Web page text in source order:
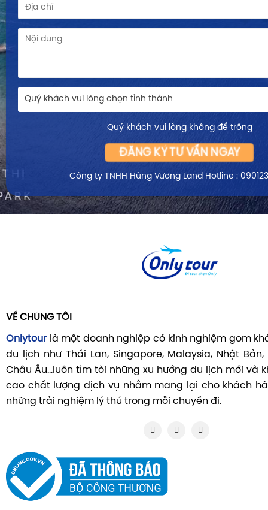
Quý khách vui lòng chọn tỉnh thành
Quý khách vui lòng không để trống
ĐĂNG KÝ TƯ VẤN NGAY
Công ty TNHH Hùng Vương Land Hotline :
VỀ CHÚNG TÔI
Onlytourlà một doanh nghiệp có kinh nghiệm gom
du lịch như Thái Lan, Singapore, Malaysia, Nhật Bản,
Châu Âu...luôn tìm tòi những xu hướng du lịch mới và
cao chất lượng dịch vụ nhằm mang lại cho khách
những trải nghiệm lý thú trong mỗi chuyến đi.